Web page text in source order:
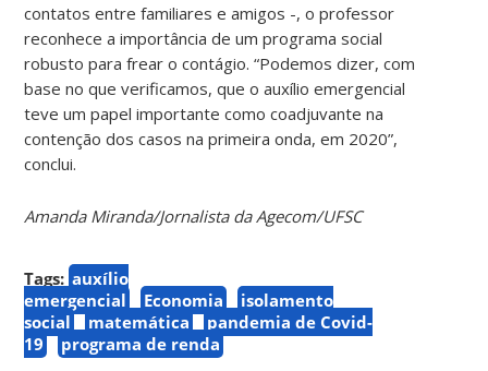
contatos entre familiares e amigos -, o professor
reconhece a importância de um programa social
robusto para frear o contágio. “Podemos dizer, com
base no que verificamos, que o auxílio emergencial
teve um papel importante como coadjuvante na
contenção dos casos na primeira onda, em 2020”,
conclui.
Amanda Miranda/Jornalista da Agecom/UFSC
Tags: auxílio
emergencial
Economia
isolamento
social
matemática
pandemia de Covid-
19
programa de renda